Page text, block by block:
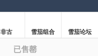
已售罄
非古 雪茄组合 雪茄论坛